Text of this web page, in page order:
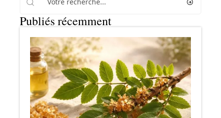
Publiés récemment